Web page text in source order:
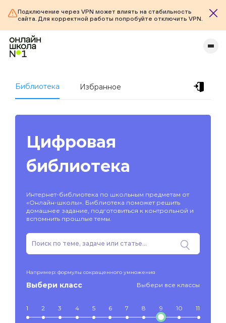
Подключение через VPN может влиять на стабильность
сайта. Для корректной работы попробуйте отключить VPN.
Библиотека Избранное
Цифровая
библиотека
Интернет-библиотека по школьным предметам от
«Онлайн-школы». Библиотека поможет решить
домашнее задание, подготовиться к контрольной и
вспомнить прошлые темы.
Например: формулы сокращенного умножения
Выбери класс Выбери все классы
1 2 3 4 5 6 7 8 9 10 11